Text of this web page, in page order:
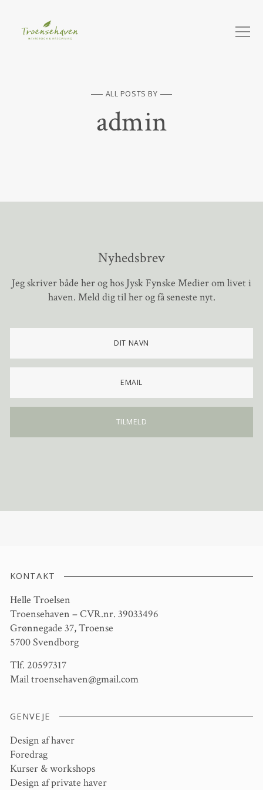
ALL POSTS BY
admin
Nyhedsbrev
Jeg skriver både her og hos Jysk Fynske Medier om livet i
haven. Meld dig til her og få seneste nyt.
KONTAKT
Helle Troelsen
Troensehaven – CVR.nr. 39033496
Grønnegade 37, Troense
5700 Svendborg
Tlf. 20597317
Mailtroensehaven@gmail.com
GENVEJE
Design af haver
Foredrag
Kurser & workshops
Design af private haver